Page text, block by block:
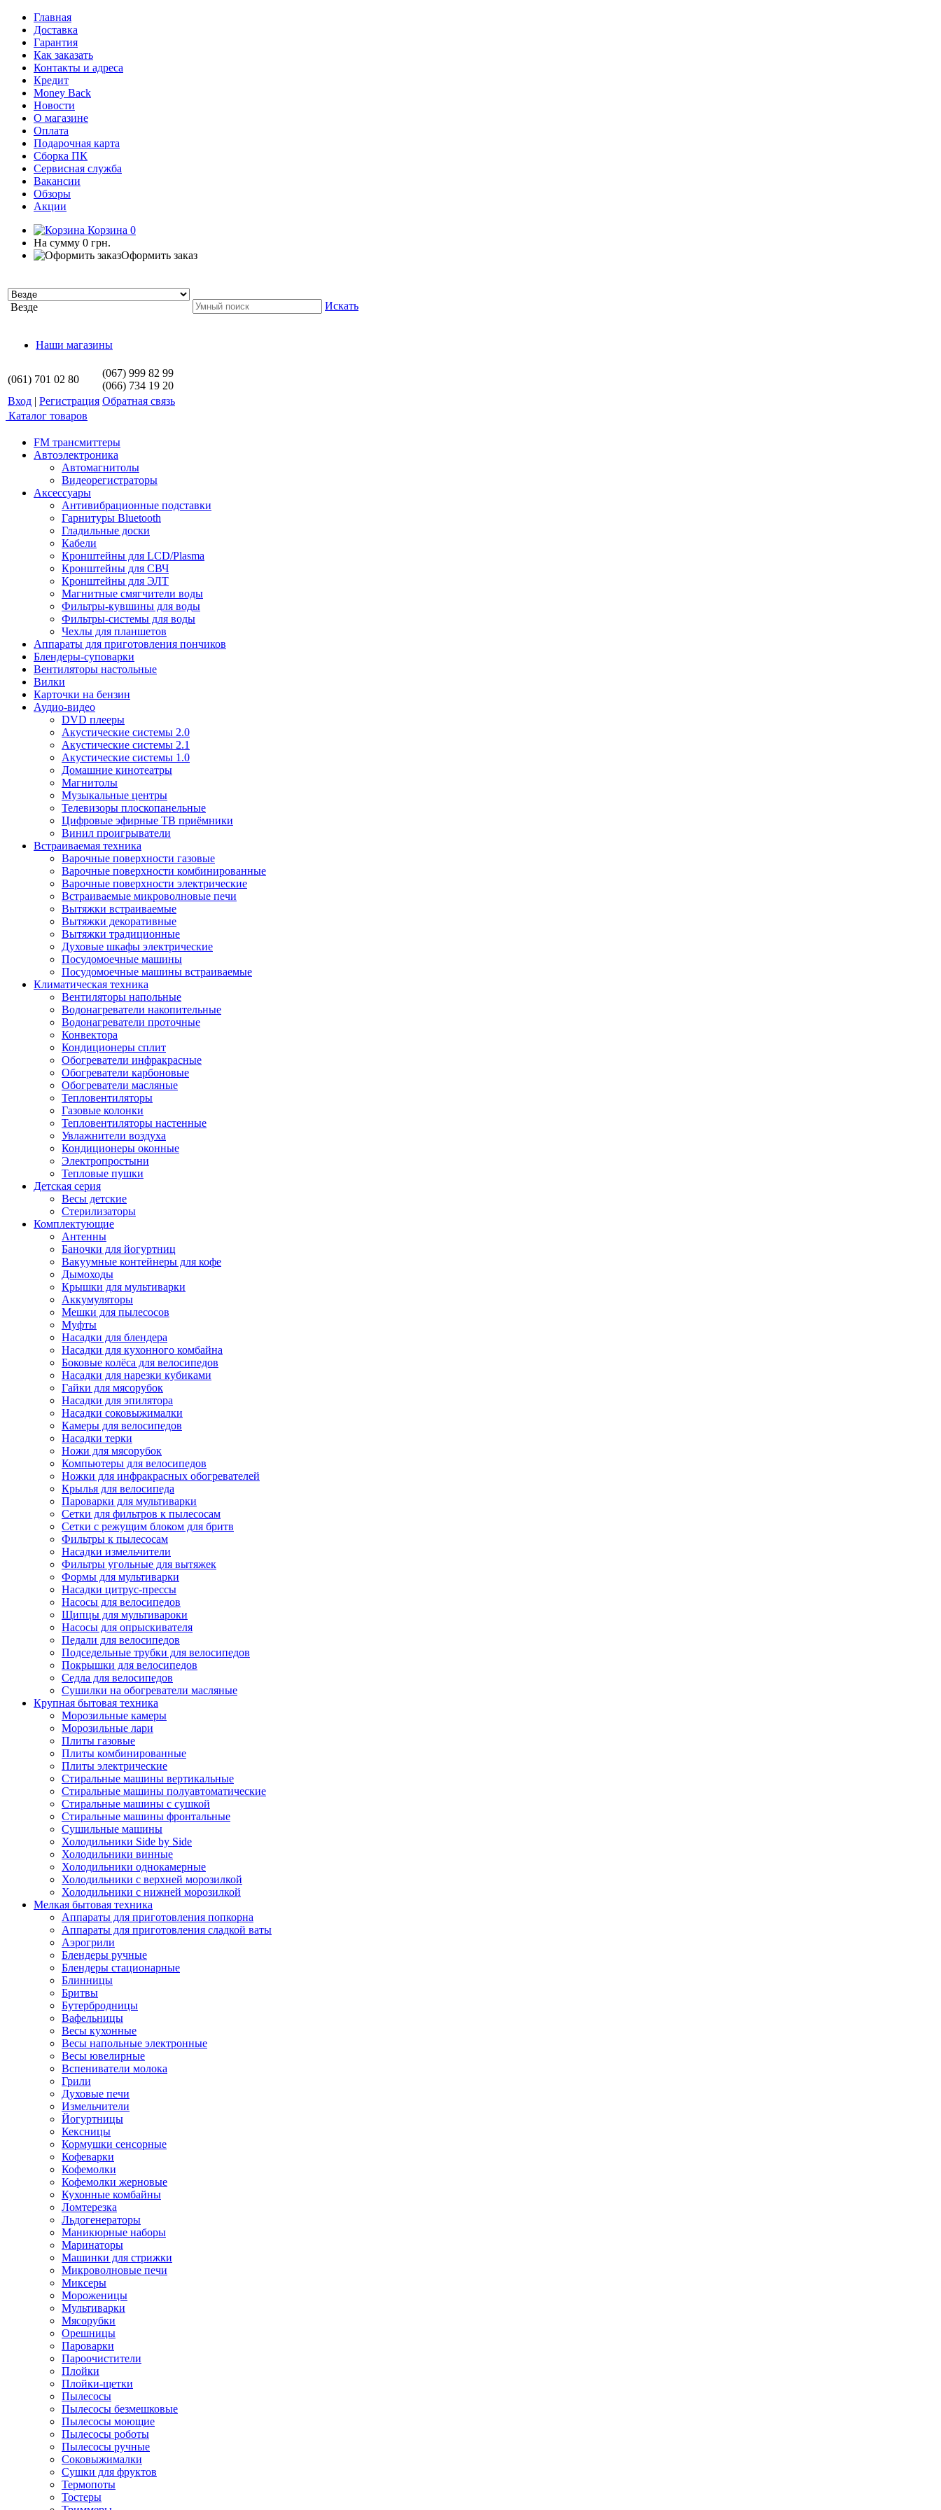
Главная
Доставка
Гарантия
Как заказать
Контакты и адреса
Кредит
Money Back
Новости
О магазине
Оплата
Подарочная карта
Сборка ПК
Сервисная служба
Вакансии
Обзоры
Акции
Корзина 0
На сумму 0 грн.
Оформить заказ
Везде Искать
Наши магазины
(061) 701 02 80
(067) 999 82 99
(066) 734 19 20
Вход | Регистрация Обратная связь
Каталог товаров
FM трансмиттеры
Автоэлектроника
Автомагнитолы
Видеорегистраторы
Аксессуары
Антивибрационные подставки
Гарнитуры Bluetooth
Гладильные доски
Кабели
Кронштейны для LCD/Plasma
Кронштейны для СВЧ
Кронштейны для ЭЛТ
Магнитные смягчители воды
Фильтры-кувшины для воды
Фильтры-системы для воды
Чехлы для планшетов
Аппараты для приготовления пончиков
Блендеры-суповарки
Вентиляторы настольные
Вилки
Карточки на бензин
Аудио-видео
DVD плееры
Акустические системы 2.0
Акустические системы 2.1
Акустические системы 1.0
Домашние кинотеатры
Магнитолы
Музыкальные центры
Телевизоры плоскопанельные
Цифровые эфирные ТВ приёмники
Винил проигрыватели
Встраиваемая техника
Варочные поверхности газовые
Варочные поверхности комбинированные
Варочные поверхности электрические
Встраиваемые микроволновые печи
Вытяжки встраиваемые
Вытяжки декоративные
Вытяжки традиционные
Духовые шкафы электрические
Посудомоечные машины
Посудомоечные машины встраиваемые
Климатическая техника
Вентиляторы напольные
Водонагреватели накопительные
Водонагреватели проточные
Конвектора
Кондиционеры сплит
Обогреватели инфракрасные
Обогреватели карбоновые
Обогреватели масляные
Тепловентиляторы
Газовые колонки
Тепловентиляторы настенные
Увлажнители воздуха
Кондиционеры оконные
Электропростыни
Тепловые пушки
Детская серия
Весы детские
Стерилизаторы
Комплектующие
Антенны
Баночки для йогуртниц
Вакуумные контейнеры для кофе
Дымоходы
Крышки для мультиварки
Аккумуляторы
Мешки для пылесосов
Муфты
Насадки для блендера
Насадки для кухонного комбайна
Боковые колёса для велосипедов
Насадки для нарезки кубиками
Гайки для мясорубок
Насадки для эпилятора
Насадки соковыжималки
Камеры для велосипедов
Насадки терки
Ножи для мясорубок
Компьютеры для велосипедов
Ножки для инфракрасных обогревателей
Крылья для велосипеда
Пароварки для мультиварки
Сетки для фильтров к пылесосам
Сетки с режущим блоком для бритв
Фильтры к пылесосам
Насадки измельчители
Фильтры угольные для вытяжек
Формы для мультиварки
Насадки цитрус-прессы
Насосы для велосипедов
Щипцы для мультивароки
Насосы для опрыскивателя
Педали для велосипедов
Подседельные трубки для велосипедов
Покрышки для велосипедов
Седла для велосипедов
Сушилки на обогреватели масляные
Крупная бытовая техника
Морозильные камеры
Морозильные лари
Плиты газовые
Плиты комбинированные
Плиты электрические
Стиральные машины вертикальные
Стиральные машины полуавтоматические
Стиральные машины с сушкой
Стиральные машины фронтальные
Сушильные машины
Холодильники Side by Side
Холодильники винные
Холодильники однокамерные
Холодильники с верхней морозилкой
Холодильники с нижней морозилкой
Мелкая бытовая техника
Аппараты для приготовления попкорна
Аппараты для приготовления сладкой ваты
Аэрогрили
Блендеры ручные
Блендеры стационарные
Блинницы
Бритвы
Бутербродницы
Вафельницы
Весы кухонные
Весы напольные электронные
Весы ювелирные
Вспениватели молока
Грили
Духовые печи
Измельчители
Йогуртницы
Кексницы
Кормушки сенсорные
Кофеварки
Кофемолки
Кофемолки жерновые
Кухонные комбайны
Ломтерезка
Льдогенераторы
Маникюрные наборы
Маринаторы
Машинки для стрижки
Микроволновые печи
Миксеры
Мороженицы
Мультиварки
Мясорубки
Орешницы
Пароварки
Пароочистители
Плойки
Плойки-щетки
Пылесосы
Пылесосы безмешковые
Пылесосы моющие
Пылесосы роботы
Пылесосы ручные
Соковыжималки
Сушки для фруктов
Термопоты
Тостеры